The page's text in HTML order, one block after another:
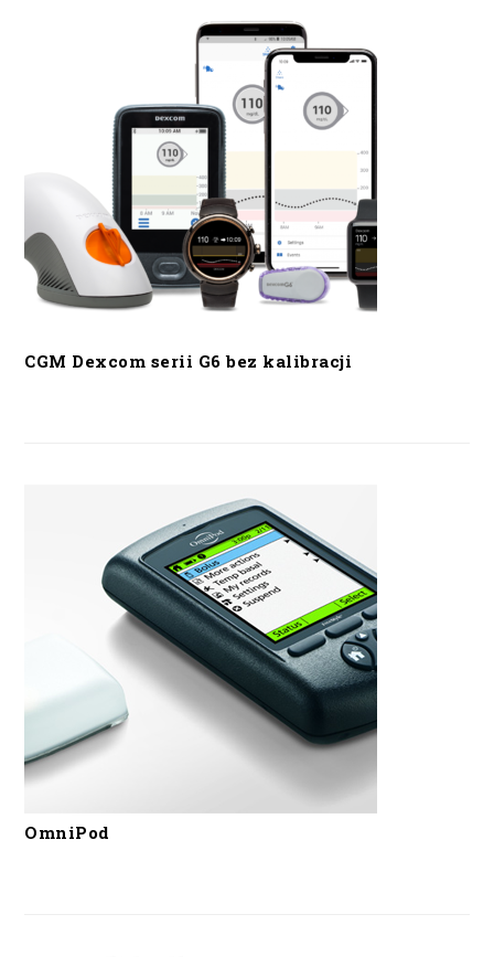
CGM Dexcom serii G6 bez kalibracji
OmniPod